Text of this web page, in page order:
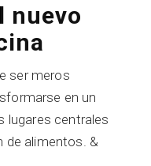
nuevo
ser meros
en un
lugares centrales
de alimentos. &